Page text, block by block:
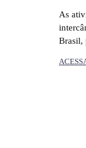
As
Brasil,